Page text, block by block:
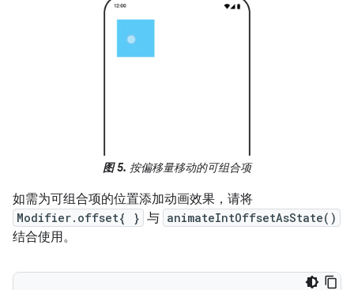
图 5. 按偏移量移动的可组合项
如需为可组合项的位置添加动画效果，请将
Modifier.offset{ } 与 animateIntOffsetAsState()
结合使用。